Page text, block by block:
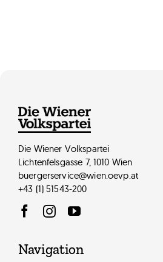
Luis-Abanob
Die Wiener Volkspartei
Lichtenfelsgasse 7, 1010 Wien
buergerservice@wien.oevp.at
+43 (1) 51543-200
Navigation